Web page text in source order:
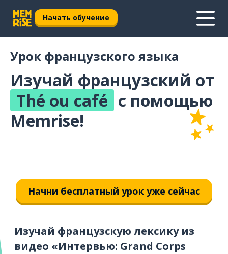
Начать обучение
Урок французского языка
Изучай французский от
Thé ou café с помощью
Memrise!
Начни бесплатный урок уже сейчас
Изучай французскую лексику из
видео «Интервью: Grand Corps